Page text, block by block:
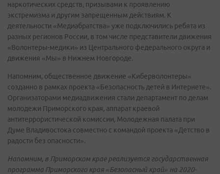
наркотических средств, призывами к проявлению
экстремизма и другим запрещенным действиям. К
деятельности «Медиабратства» уже подключились ребята из
разных регионов России, в том числе представители движения
«Волонтеры-медики» из Центрального федерального округа и
движения «Мы» в Нижнем Новгороде.
Напомним, общественное движение «Киберволонтеры»
созданно в рамках проекта «Безопасность детей в Интернете».
Организаторами медиадвижения стали департамент по делам
молодежи Приморского края, аппарат краевой
антитеррористической комиссии, Молодежная палата при
Думе Владивостока совместно с командой проекта «Детство в
радости без опасности».
Напомним, в Приморском крае реализуется государственная
программа Приморского края «Безопасный край» на 2020-